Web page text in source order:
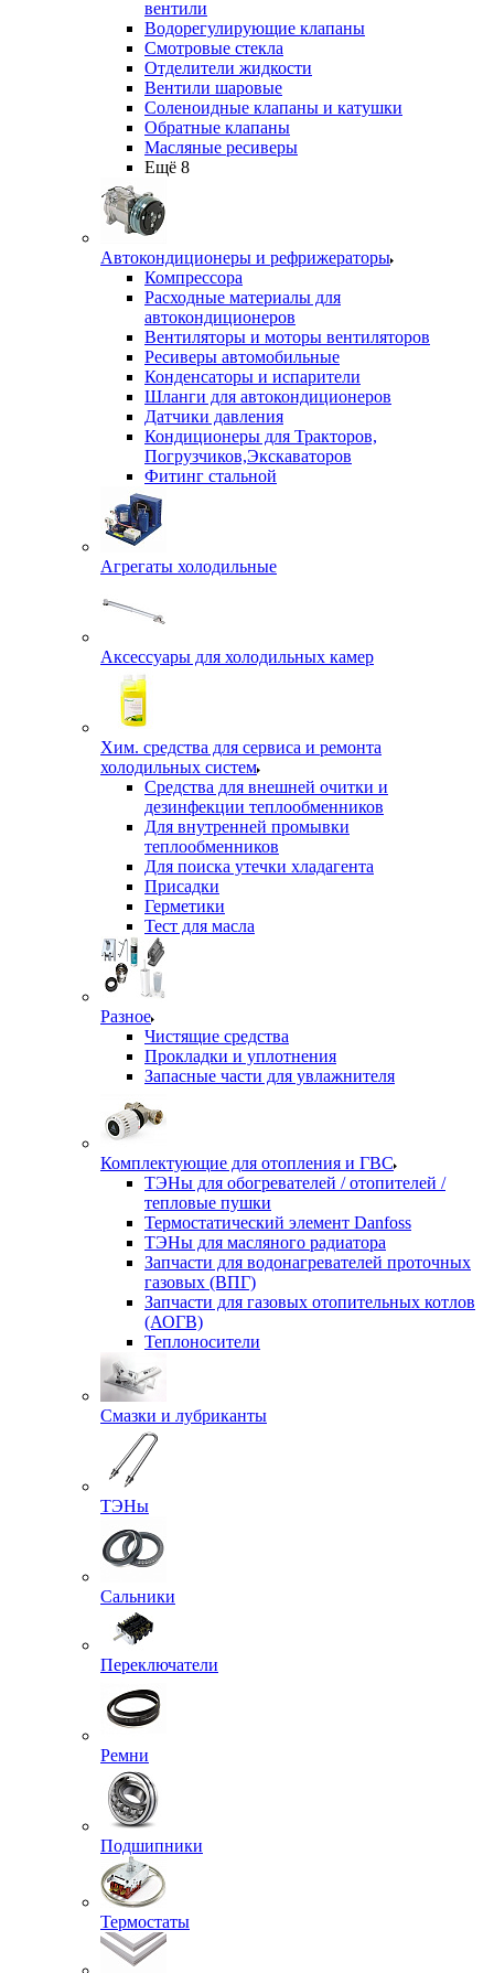
вентили
Водорегулирующие клапаны
Смотровые стекла
Отделители жидкости
Вентили шаровые
Соленоидные клапаны и катушки
Обратные клапаны
Масляные ресиверы
Ещё 8
Автокондиционеры и рефрижераторы
Компрессора
Расходные материалы для
автокондиционеров
Вентиляторы и моторы вентиляторов
Ресиверы автомобильные
Конденсаторы и испарители
Шланги для автокондиционеров
Датчики давления
Кондиционеры для Тракторов,
Погрузчиков,Экскаваторов
Фитинг стальной
Агрегаты холодильные
Аксессуары для холодильных камер
Хим. средства для сервиса и ремонта
холодильных систем
Средства для внешней очитки и
дезинфекции теплообменников
Для внутренней промывки
теплообменников
Для поиска утечки хладагента
Присадки
Герметики
Тест для масла
Разное
Чистящие средства
Прокладки и уплотнения
Запасные части для увлажнителя
Комплектующие для отопления и ГВС
ТЭНы для обогревателей / отопителей /
тепловые пушки
Термостатический элемент Danfoss
ТЭНы для масляного радиатора
Запчасти для водонагревателей проточных
газовых (ВПГ)
Запчасти для газовых отопительных котлов
(АОГВ)
Теплоносители
Смазки и лубриканты
ТЭНы
Сальники
Переключатели
Ремни
Подшипники
Термостаты